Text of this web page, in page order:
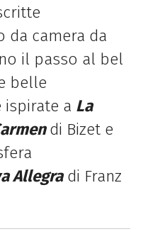
camera da
il passo al bel
belle
a La
di Bizet e
Allegradi Franz